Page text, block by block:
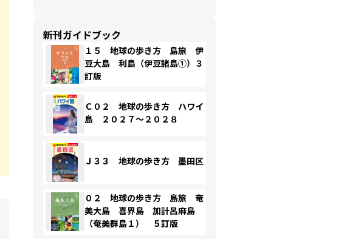
新刊ガイドブック
１５ 地球の歩き方 島旅 伊
豆大島 利島（伊豆諸島①）３
訂版
Ｃ０２ 地球の歩き方 ハワイ
島 ２０２７～２０２８
Ｊ３３ 地球の歩き方 墨田区
０２ 地球の歩き方 島旅 奄
美大島 喜界島 加計呂麻島
（奄美群島１） ５訂版